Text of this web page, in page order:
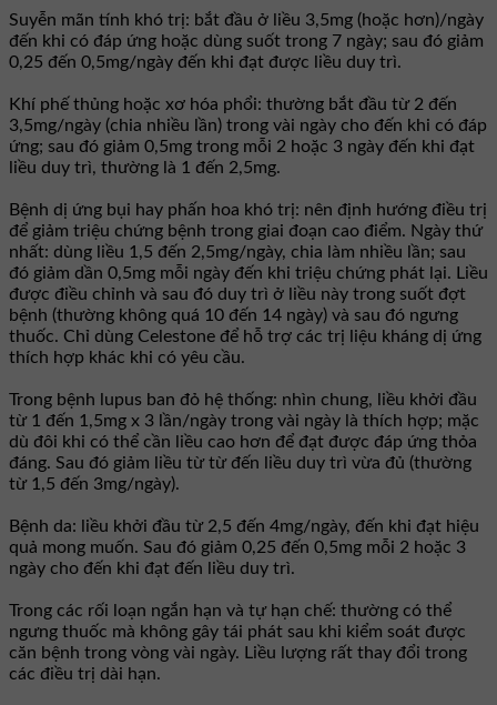
Suyễn mãn tính khó trị: bắt đầu ở liều 3,5mg (hoặc hơn)/ngày
đến khi có đáp ứng hoặc dùng suốt trong 7 ngày; sau đó giảm
0,25 đến 0,5mg/ngày đến khi đạt được liều duy trì.
Khí phế thủng hoặc xơ hóa phổi: thường bắt đầu từ 2 đến
3,5mg/ngày (chia nhiều lần) trong vài ngày cho đến khi có đáp
ứng; sau đó giảm 0,5mg trong mỗi 2 hoặc 3 ngày đến khi đạt
liều duy trì, thường là 1 đến 2,5mg.
Bệnh dị ứng bụi hay phấn hoa khó trị: nên định hướng điều trị
để giảm triệu chứng bệnh trong giai đoạn cao điểm. Ngày thứ
nhất: dùng liều 1,5 đến 2,5mg/ngày, chia làm nhiều lần; sau
đó giảm dần 0,5mg mỗi ngày đến khi triệu chứng phát lại. Liều
được điều chỉnh và sau đó duy trì ở liều này trong suốt đợt
bệnh (thường không quá 10 đến 14 ngày) và sau đó ngưng
thuốc. Chỉ dùng Celestone để hỗ trợ các trị liệu kháng dị ứng
thích hợp khác khi có yêu cầu.
Trong bệnh lupus ban đỏ hệ thống: nhìn chung, liều khởi đầu
từ 1 đến 1,5mg x 3 lần/ngày trong vài ngày là thích hợp; mặc
dù đôi khi có thể cần liều cao hơn để đạt được đáp ứng thỏa
đáng. Sau đó giảm liều từ từ đến liều duy trì vừa đủ (thường
từ 1,5 đến 3mg/ngày).
Bệnh da: liều khởi đầu từ 2,5 đến 4mg/ngày, đến khi đạt hiệu
quả mong muốn. Sau đó giảm 0,25 đến 0,5mg mỗi 2 hoặc 3
ngày cho đến khi đạt đến liều duy trì.
Trong các rối loạn ngắn hạn và tự hạn chế: thường có thể
ngưng thuốc mà không gây tái phát sau khi kiểm soát được
căn bệnh trong vòng vài ngày. Liều lượng rất thay đổi trong
các điều trị dài hạn.